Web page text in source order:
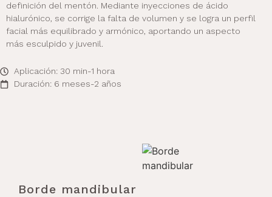
definición del mentón. Mediante inyecciones de ácido
hialurónico, se corrige la falta de volumen y se logra un perfil
facial más equilibrado y armónico, aportando un aspecto
más esculpido y juvenil.
Aplicación: 30 min-1 hora
Duración: 6 meses-2 años
Borde mandibular